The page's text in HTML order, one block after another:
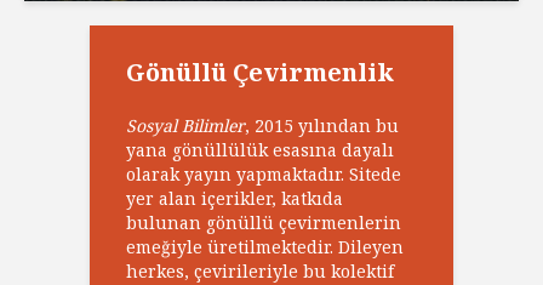
Gönüllü Çevirmenlik
Sosyal Bilimler, 2015 yılından bu
yana gönüllülük esasına dayalı
olarak yayın yapmaktadır. Sitede
yer alan içerikler, katkıda
bulunan gönüllü çevirmenlerin
emeğiyle üretilmektedir. Dileyen
herkes, çevirileriyle bu kolektif